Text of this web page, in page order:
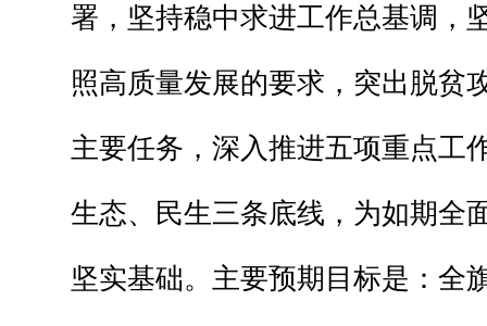
署，坚持稳中求进工作总基调，
照高质量发展的要求，突出脱贫
主要任务，深入推进五项重点工
生态、民生三条底线，为如期全
坚实基础。主要预期目标是：全